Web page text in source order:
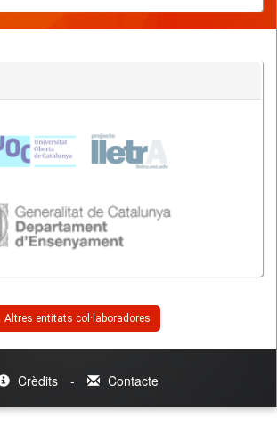
Altres entitats col·laboradores
Crèdits - Contacte